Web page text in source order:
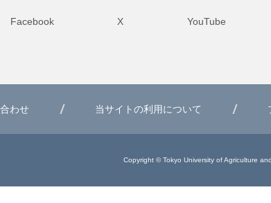
Facebook
X YouTube
わせ 当サイトの利用について
Copyright © Tokyo University of Agriculture